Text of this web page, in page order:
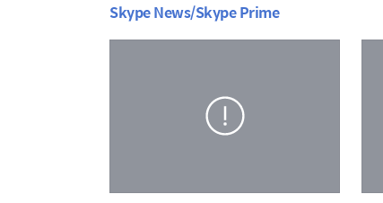
Skype News/Skype Prime